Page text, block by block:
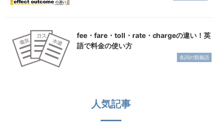
fee・fare・toll・rate・chargeの違い！英
語で料金の使い方
名詞の類義語
人気記事